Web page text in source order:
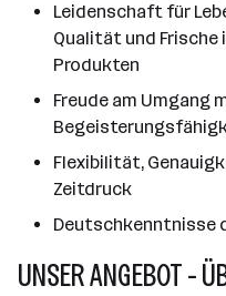
Leidenschaft für
Qualität und Frische
Produkten
Freude am Umgang
Flexibilität,
Zeitdruck
Deutschkenntnisse
UNSER ANGEBOT -